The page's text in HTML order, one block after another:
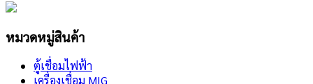
หมวดหมู่สินค้า
ตู้เชื่อมไฟฟ้า
เครื่องเชื่อม MIG